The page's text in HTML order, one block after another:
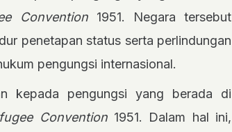
Convention 1951. Negara tersebut
penetapan status serta perlindungan
pengungsi internasional.
kepada pengungsi yang berada di
Convention 1951. Dalam hal ini,